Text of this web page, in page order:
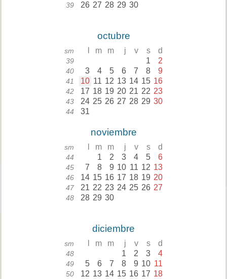
39 26 27 28 29 30
octubre
sm m m j v s d
39 1 2
40 3 4 5 6 7 8 9
41 10 11 12 13 14 15 16
42 17 18 19 20 21 22 23
43 24 25 26 27 28 29 30
44 31
noviembre
sm m m j v s d
44 1 2 3 4 5 6
45 7 8 9 10 11 12 13
46 14 15 16 17 18 19 20
47 21 22 23 24 25 26 27
48 28 29 30
diciembre
sm m m j v s d
48 1 2 3 4
49 5 6 7 8 9 10 11
50 12 13 14 15 16 17 18